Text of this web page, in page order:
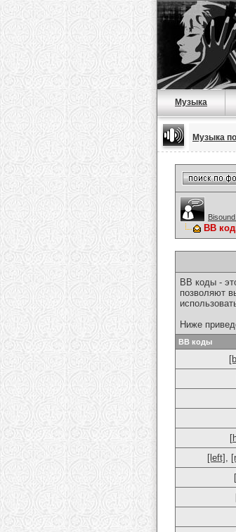
Музыка
Музыка
BB
BB коды -
позволяют
Ниже
BB коды
[left] ,